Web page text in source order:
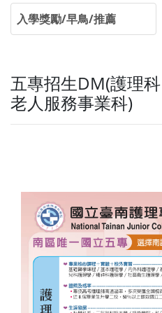
入學獎勵/早鳥/推薦
五專招生DM(護理科
老人服務事業科)